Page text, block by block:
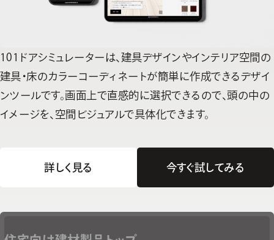
101ドアシミュレーターは、建具デザインやインテリア空間の
建具・床のカラーコーディネートが簡単に作成できるデザイ
ンツールです。画面上で直感的に選択できるので、頭の中の
イメージを、空間ビジュアルで具体化できます。
詳しく見る 今すぐ試してみる